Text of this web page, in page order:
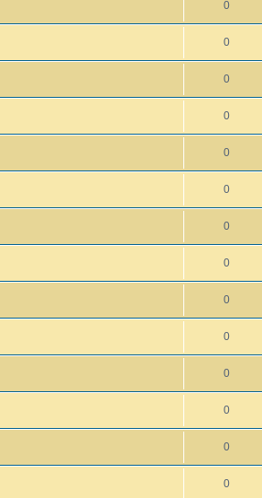
0
0
0
0
0
0
0
0
0
0
0
0
0
0